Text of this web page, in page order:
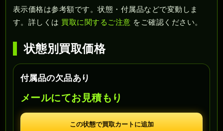
表示価格は参考額です。状態・付属品などで変動しま
す。詳しくは 買取に関するご注意 をご確認ください。
状態別買取価格
付属品の欠品あり
メールにてお見積もり
この状態で買取カートに追加